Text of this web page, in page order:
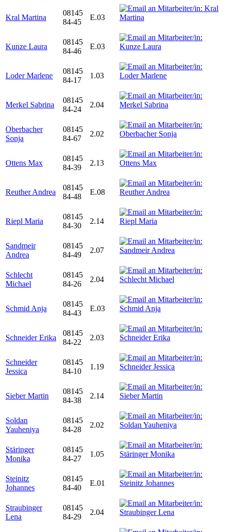
Kral Martina
08145
84-45
E.03
Kunze Laura
08145
84-46
E.03
Loder Marlene
08145
84-17
1.03
Merkel Sabrina
08145
84-24
2.04
Oberbacher
Sonja
08145
84-67
2.02
Ottens Max
08145
84-39
2.13
Reuther Andrea
08145
84-48
E.08
Riepl Maria
08145
84-30
2.14
Sandmeir
Andrea
08145
84-49
2.07
Schlecht
Michael
08145
84-26
2.04
Schmid Anja
08145
84-43
E.03
Schneider Erika
08145
84-22
2.03
Schneider
Jessica
08145
84-10
1.19
Sieber Martin
08145
84-38
2.14
Soldan
Yauheniya
08145
84-28
2.02
Stäringer
Monika
08145
84-27
1.05
Steinitz
Johannes
08145
84-40
E.01
Straubinger
Lena
08145
84-29
2.04